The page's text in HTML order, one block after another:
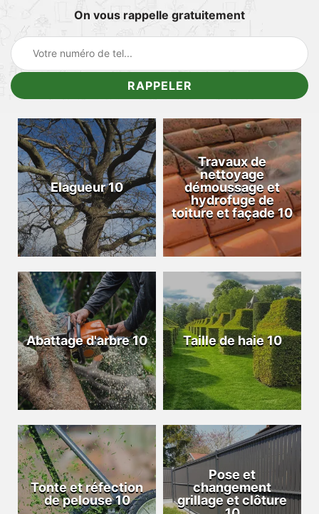
On vous rappelle gratuitement
Elagueur 10
Travaux de
nettoyage
démoussage et
hydrofuge de
toiture et façade 10
Abattage d'arbre 10 Taille de haie 10
Tonte et réfection
de pelouse 10
Pose et
changement
grillage et clôture